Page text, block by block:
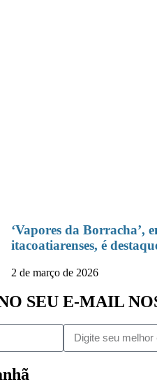
‘Vapores da Borracha’,
itacoatiarenses, é
2 de março de 2026
SEU E-MAIL